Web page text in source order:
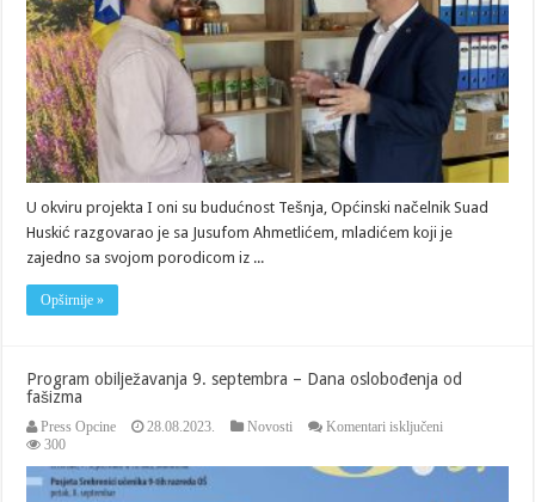
Ahmetlić
rođen
Minhenu,
pokrenuo
uspješnu
firmu
u
Jelahu
U okviru projekta I oni su budućnost Tešnja, Općinski načelnik Suad
Huskić razgovarao je sa Jusufom Ahmetlićem, mladićem koji je
zajedno sa svojom porodicom iz ...
Opširnije »
Program obilježavanja 9. septembra – Dana oslobođenja od
fašizma
Press Opcine 28.08.2023. Novosti Komentari isključeni
9.
300